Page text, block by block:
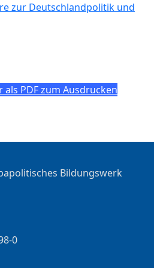
PDF zum Ausdrucken
Bildungswerk
0